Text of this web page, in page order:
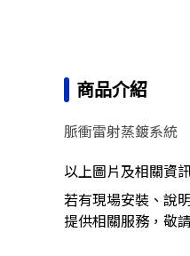
商品介紹
脈衝雷射蒸鍍系統
以上圖片及相關資
若有現場安裝、說
提供相關服務，敬